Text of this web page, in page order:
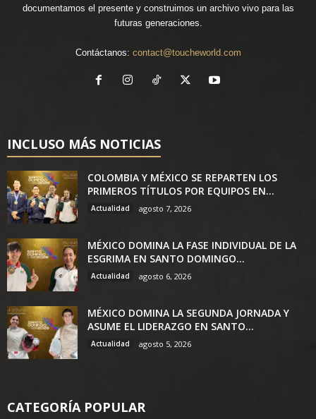
documentamos el presente y construimos un archivo vivo para las
futuras generaciones.
Contáctanos: contact@toucheworld.com
INCLUSO MÁS NOTICIAS
COLOMBIA Y MÉXICO SE REPARTEN LOS
PRIMEROS TÍTULOS POR EQUIPOS EN...
Actualidad agosto 7, 2026
MÉXICO DOMINA LA FASE INDIVIDUAL DE LA
ESGRIMA EN SANTO DOMINGO...
Actualidad agosto 6, 2026
MÉXICO DOMINA LA SEGUNDA JORNADA Y
ASUME EL LIDERAZGO EN SANTO...
Actualidad agosto 5, 2026
CATEGORÍA POPULAR